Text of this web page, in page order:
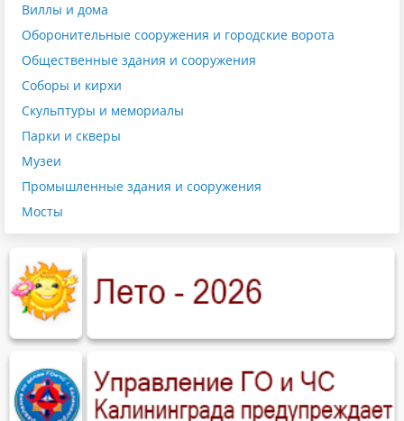
Виллы и дома
Оборонительные сооружения и городские ворота
Общественные здания и сооружения
Соборы и кирхи
Скульптуры и мемориалы
Парки и скверы
Музеи
Промышленные здания и сооружения
Мосты